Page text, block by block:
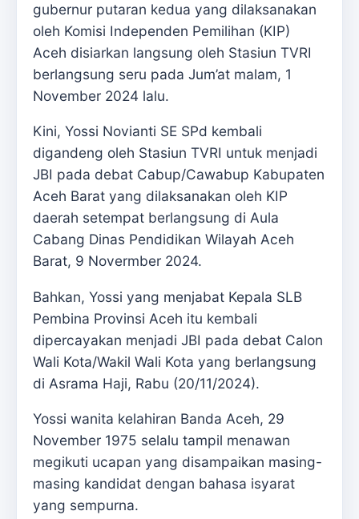
gubernur putaran kedua yang dilaksanakan
oleh Komisi Independen Pemilihan (KIP)
Aceh disiarkan langsung oleh Stasiun TVRI
berlangsung seru pada Jum’at malam, 1
November 2024 lalu.
Kini, Yossi Novianti SE SPd kembali
digandeng oleh Stasiun TVRI untuk menjadi
JBI pada debat Cabup/Cawabup Kabupaten
Aceh Barat yang dilaksanakan oleh KIP
daerah setempat berlangsung di Aula
Cabang Dinas Pendidikan Wilayah Aceh
Barat, 9 Novermber 2024.
Bahkan, Yossi yang menjabat Kepala SLB
Pembina Provinsi Aceh itu kembali
dipercayakan menjadi JBI pada debat Calon
Wali Kota/Wakil Wali Kota yang berlangsung
di Asrama Haji, Rabu (20/11/2024).
Yossi wanita kelahiran Banda Aceh, 29
November 1975 selalu tampil menawan
megikuti ucapan yang disampaikan masing-
masing kandidat dengan bahasa isyarat
yang sempurna.